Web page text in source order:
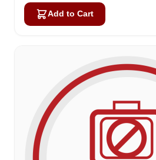
Add to Cart